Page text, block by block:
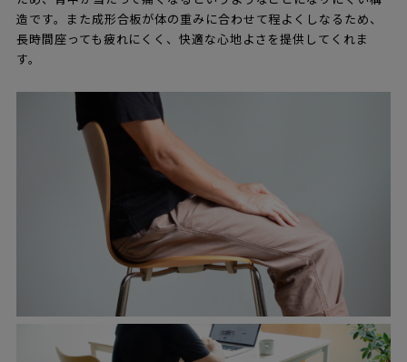
造です。また成形合板が体の重みに合わせて程よくしなるため、
長時間座っても疲れにくく、快適な心地よさを提供してくれま
す。